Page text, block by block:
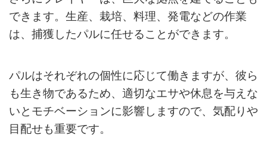
できます。生産、栽培、料理、発電などの作業
は、捕獲したパルに任せることができます。
パルはそれぞれの個性に応じて働きますが、彼ら
も生き物であるため、適切なエサや休息を与えな
いとモチベーションに影響しますので、気配りや
目配せも重要です。